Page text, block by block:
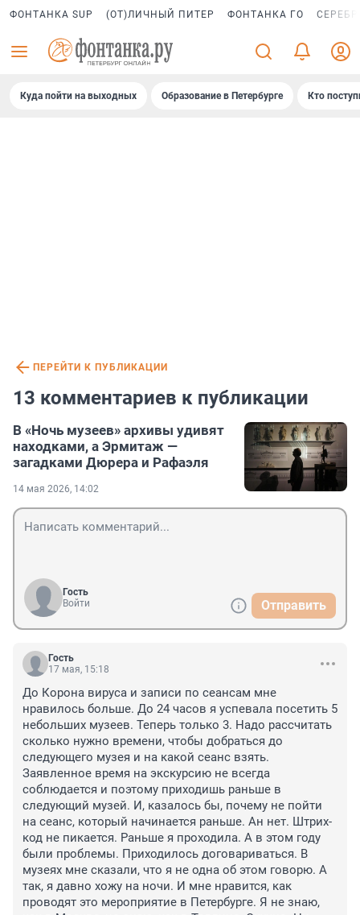
ФОНТАНКА SUP (ОТ)ЛИЧНЫЙ ПИТЕР ФОНТАНКА ГО
Куда пойти на выходных Образование в Петербурге Кто
ПЕРЕЙТИ К ПУБЛИКАЦИИ
13 комментариев к публикации
В «Ночь музеев» архивы удивят
находками, а Эрмитаж —
загадками Дюрера и Рафаэля
14 мая 2026, 14:02
Гость
Войти
Отправить
Гость
17 мая, 15:18
До Корона вируса и записи по сеансам мне
нравилось больше. До 24 часов я успевала посетить 5
небольших музеев. Теперь только 3. Надо рассчитать
сколько нужно времени, чтобы добраться до
следующего музея и на какой сеанс взять.
Заявленное время на экскурсию не всегда
соблюдается и поэтому приходишь раньше в
следующий музей. И, казалось бы, почему не пойти
на сеанс, который начинается раньше. Ан нет. Штрих-
код не пикается. Раньше я проходила. А в этом году
были проблемы. Приходилось договариваться. В
музеях мне сказали, что я не одна об этом говорю. А
так, я давно хожу на ночи. И мне нравится, как
проводят это мероприятие в Петербурге. Я не знаю,